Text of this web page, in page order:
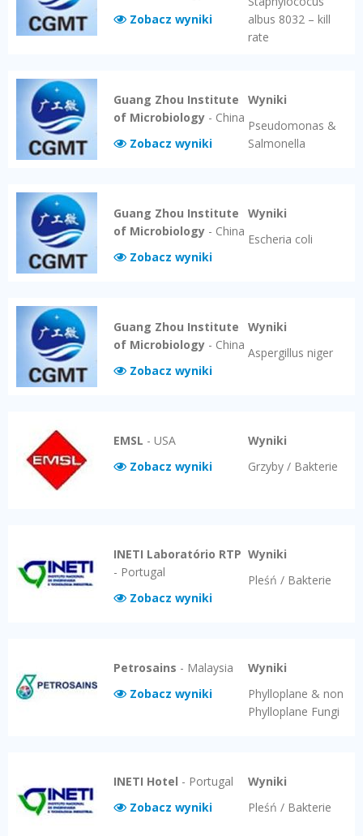
Zobacz wyniki
albus 8032 – kill
rate
Guang Zhou Institute
of Microbiology - China
Zobacz wyniki
Wyniki
Pseudomonas &
Salmonella
Guang Zhou Institute
of Microbiology - China
Zobacz wyniki
Wyniki
Escheria coli
Guang Zhou Institute
of Microbiology - China
Zobacz wyniki
Wyniki
Aspergillus niger
EMSL - USA
Zobacz wyniki
Wyniki
Grzyby / Bakterie
INETI Laboratório RTP
- Portugal
Zobacz wyniki
Wyniki
Pleśń / Bakterie
Petrosains - Malaysia
Zobacz wyniki
Wyniki
Phylloplane & non
Phylloplane Fungi
INETI Hotel - Portugal
Zobacz wyniki
Wyniki
Pleśń / Bakterie